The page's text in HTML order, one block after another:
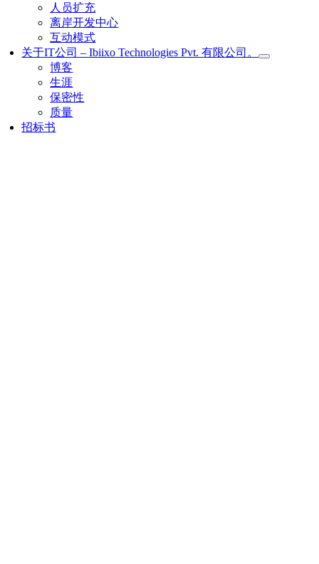
人员扩充
离岸开发中心
互动模式
关于IT公司 – Ibiixo Technologies Pvt. 有限公司。
博客
生涯
保密性
质量
招标书